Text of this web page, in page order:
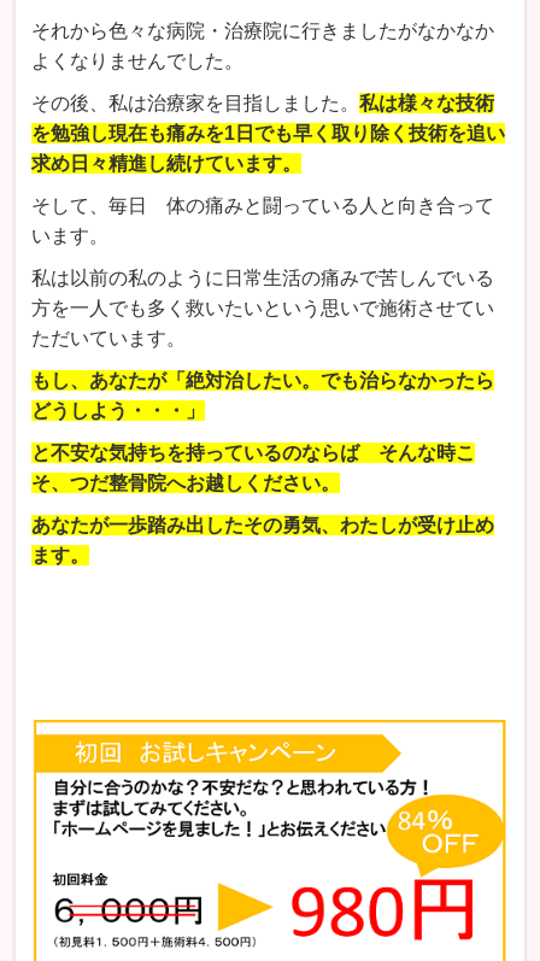
それから色々な病院・治療院に行きましたがなかなか
よくなりませんでした。
その後、私は治療家を目指しました。私は様々な技術
を勉強し現在も痛みを1日でも早く取り除く技術を追い
求め日々精進し続けています。
そして、毎日 体の痛みと闘っている人と向き合って
います。
私は以前の私のように日常生活の痛みで苦しんでいる
方を一人でも多く救いたいという思いで施術させてい
ただいています。
もし、あなたが「絶対治したい。でも治らなかったら
どうしよう・・・」
と不安な気持ちを持っているのならば そんな時こ
そ、つだ整骨院へお越しください。
あなたが一歩踏み出したその勇気、わたしが受け止め
ます。